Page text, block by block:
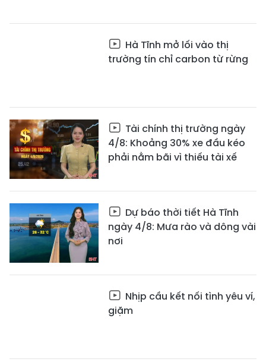
Hà Tĩnh mở lối vào thị
trường tín chỉ carbon từ rừng
Tài chính thị trường ngày
4/8: Khoảng 30% xe đầu kéo
phải nằm bãi vì thiếu tài xế
Dự báo thời tiết Hà Tĩnh
ngày 4/8: Mưa rào và dông vài
nơi
Nhịp cầu kết nối tình yêu ví,
giặm